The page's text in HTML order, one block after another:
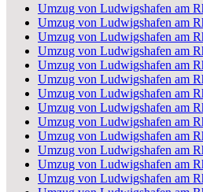
Umzug von Ludwigshafen am
Umzug von Ludwigshafen am
Umzug von Ludwigshafen am
Umzug von Ludwigshafen am
Umzug von Ludwigshafen am
Umzug von Ludwigshafen am
Umzug von Ludwigshafen am
Umzug von Ludwigshafen am
Umzug von Ludwigshafen am
Umzug von Ludwigshafen am
Umzug von Ludwigshafen am
Umzug von Ludwigshafen am
Umzug von Ludwigshafen am